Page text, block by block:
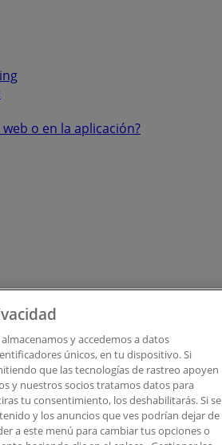
o en la aplicación?
y accedemos a datos
únicos, en tu dispositivo. Si
que las tecnologías de rastreo apoyen
y nuestros socios tratamos datos para
tu consentimiento, los deshabilitarás. Si se
y los anuncios que ves podrían dejar de
a este menú para cambiar tus opciones o